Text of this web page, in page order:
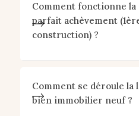
Comment fonctionne la
parfait achèvement
construction) ?
Comment se déroule la
bien immobilier neuf ?